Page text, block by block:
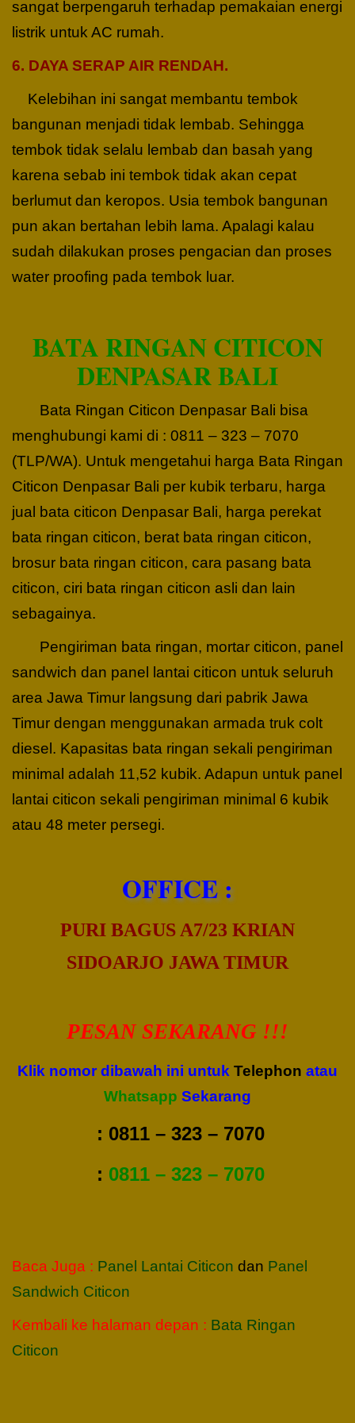
sangat berpengaruh terhadap pemakaian energi
listrik untuk AC rumah.
6. DAYA SERAP AIR RENDAH.
Kelebihan ini sangat membantu tembok
bangunan menjadi tidak lembab. Sehingga
tembok tidak selalu lembab dan basah yang
karena sebab ini tembok tidak akan cepat
berlumut dan keropos. Usia tembok bangunan
pun akan bertahan lebih lama. Apalagi kalau
sudah dilakukan proses pengacian dan proses
water proofing pada tembok luar.
BATA RINGAN CITICON
DENPASAR BALI
Bata Ringan Citicon Denpasar Bali bisa
menghubungi kami di : 0811 – 323 – 7070
(TLP/WA). Untuk mengetahui harga Bata Ringan
Citicon Denpasar Bali per kubik terbaru, harga
jual bata citicon Denpasar Bali, harga perekat
bata ringan citicon, berat bata ringan citicon,
brosur bata ringan citicon, cara pasang bata
citicon, ciri bata ringan citicon asli dan lain
sebagainya.
Pengiriman bata ringan, mortar citicon, panel
sandwich dan panel lantai citicon untuk seluruh
area Jawa Timur langsung dari pabrik Jawa
Timur dengan menggunakan armada truk colt
diesel. Kapasitas bata ringan sekali pengiriman
minimal adalah 11,52 kubik. Adapun untuk panel
lantai citicon sekali pengiriman minimal 6 kubik
atau 48 meter persegi.
OFFICE :
PURI BAGUS A7/23 KRIAN
SIDOARJO JAWA TIMUR
PESAN SEKARANG !!!
Klik nomor dibawah ini untuk Telephon atau
Whatsapp Sekarang
: 0811 – 323 – 7070
: 0811 – 323 – 7070
Baca Juga : Panel Lantai Citicon dan Panel
Sandwich Citicon
Kembali ke halaman depan : Bata Ringan
Citicon